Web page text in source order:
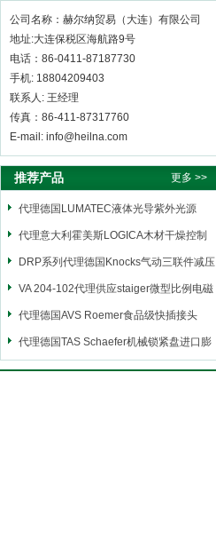
公司名称：赫尔纳贸易（大连）有限公司
地址:大连保税区海航路9号
电话：86-0411-87187730
手机: 18804209403
联系人: 王经理
传真：86-411-87317760
E-mail: info@heilna.com
推荐产品 更多 >>
代理德国LUMATEC液体光导紫外光源
代理意大利霍美斯LOGICA木材干燥控制
仪
DRP系列代理德国Knocks气动三联件减压
阀
VA 204-102代理供应staiger微型比例电磁
阀
代理德国AVS Roemer食品级快插接头
代理德国TAS Schaefer机械锁紧盘进口膨
胀套